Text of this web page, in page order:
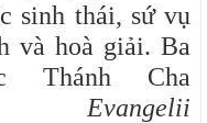
sinh thái, sứ vụ
và hoà giải. Ba
Thánh Cha
Evangelii